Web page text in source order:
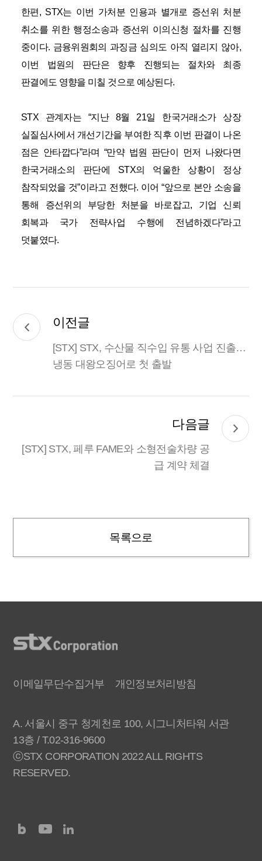
한편 , STX는 이번 가처분 인용과 별개로 증선위 처분
취소를 위한 행정소송과 증선위 이의신청 절차를 진행
중이다. 금융위원회의 과징금 심의도 아직 열리지 않아,
이번 법원의 판단은 향후 진행되는 절차와 최종
판결에도 영향을 미칠 것으로 예상된다.
STX 관계자는 “지난8월 21일 한국거래소가 상장
실질심사에서 개선기간을 부여한 직후 이번 판결이 나온
점은 안타깝다”라며“만약 법원 판단이 먼저 나왔다면
한국거래소의 판단에
STX의 억울한 상황이 정상
참작되었을 것”이라고 전했다. 이어 “앞으로 본안 소송을
통해 증선위의 부당한 처분을 바로잡고, 기업 신뢰
회복과 국가 전략사업 수행에 전념하겠다”라고
덧붙였다.
이전글
[STX] STX, 수산물 직수입 유통 사업 진출…
냉동 대왕오징어로 첫 출발
다음글
[STX] STX, 페루 FAME와 소형전술차량 공
급 계약 체결
목록으로
이메일무단수집거부 개인정보처리방침
A. 서울시 중구 청계천로 100, 시그니처타워 서관
13층 / T.02-316-9600
ⓒSTX CORPORATION 2022 ALL RIGHTS
RESERVED.